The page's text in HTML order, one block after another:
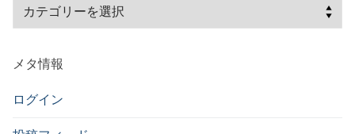
リ
メタ情報
ログイン